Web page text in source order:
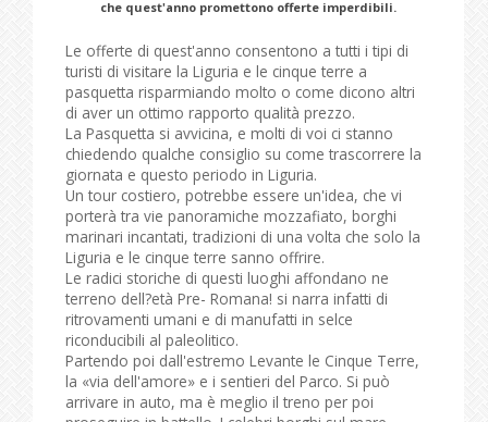
che quest'anno promettono offerte imperdibili.
Le offerte di quest'anno consentono a tutti i tipi di
turisti di visitare la Liguria e le cinque terre a
pasquetta risparmiando molto o come dicono altri
di aver un ottimo rapporto qualità prezzo.
La Pasquetta si avvicina, e molti di voi ci stanno
chiedendo qualche consiglio su come trascorrere la
giornata e questo periodo in Liguria.
Un tour costiero, potrebbe essere un'idea, che vi
porterà tra vie panoramiche mozzafiato, borghi
marinari incantati, tradizioni di una volta che solo la
Liguria e le cinque terre sanno offrire.
Le radici storiche di questi luoghi affondano ne
terreno dell?età Pre- Romana! si narra infatti di
ritrovamenti umani e di manufatti in selce
riconducibili al paleolitico.
Partendo poi dall'estremo Levante le Cinque Terre,
la «via dell'amore» e i sentieri del Parco. Si può
arrivare in auto, ma è meglio il treno per poi